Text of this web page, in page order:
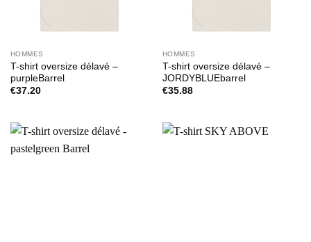
HOMMES
T-shirt oversize délavé –
purpleBarrel
€37.20
HOMMES
T-shirt oversize délavé –
JORDYBLUEbarrel
€35.88